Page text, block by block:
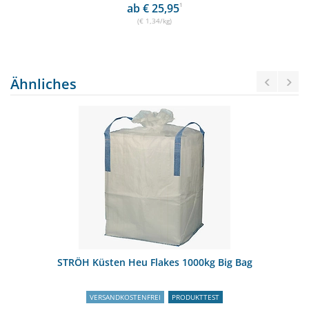
ab € 25,951
(€ 1,34/kg)
Ähnliches
STRÖH Küsten Heu Flakes 1000kg Big Bag
VERSANDKOSTENFREI PRODUKTTEST